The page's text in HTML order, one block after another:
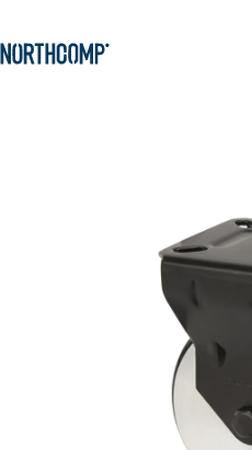
Zur Navigation springen
DE